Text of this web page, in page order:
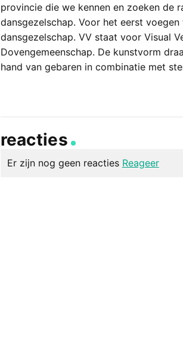
provincie die we kennen en zoeken de
dansgezelschap. Voor het eerst
dansgezelschap. VV staat voor Visual
Dovengemeenschap. De kunstvorm
hand van gebaren in combinatie met
reacties
Er zijn nog geen reacties Reageer